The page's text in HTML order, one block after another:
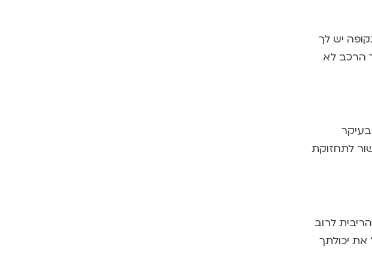
יש לך
הרכב לא
לתחזוקת
לרוב
יכולתך